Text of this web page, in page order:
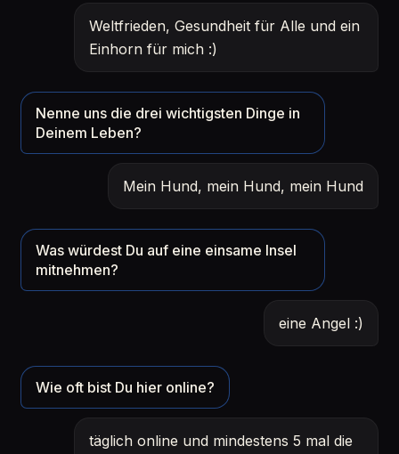
Weltfrieden, Gesundheit für Alle und ein
Einhorn für mich :)
Nenne uns die drei wichtigsten Dinge in
Deinem Leben?
Mein Hund, mein Hund, mein Hund
Was würdest Du auf eine einsame Insel
mitnehmen?
eine Angel :)
Wie oft bist Du hier online?
täglich online und mindestens 5 mal die